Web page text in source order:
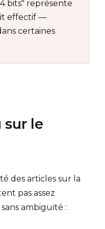
bits" représente
effectif —
certaines
sur le
des articles sur la
pas assez
ambiguïté :